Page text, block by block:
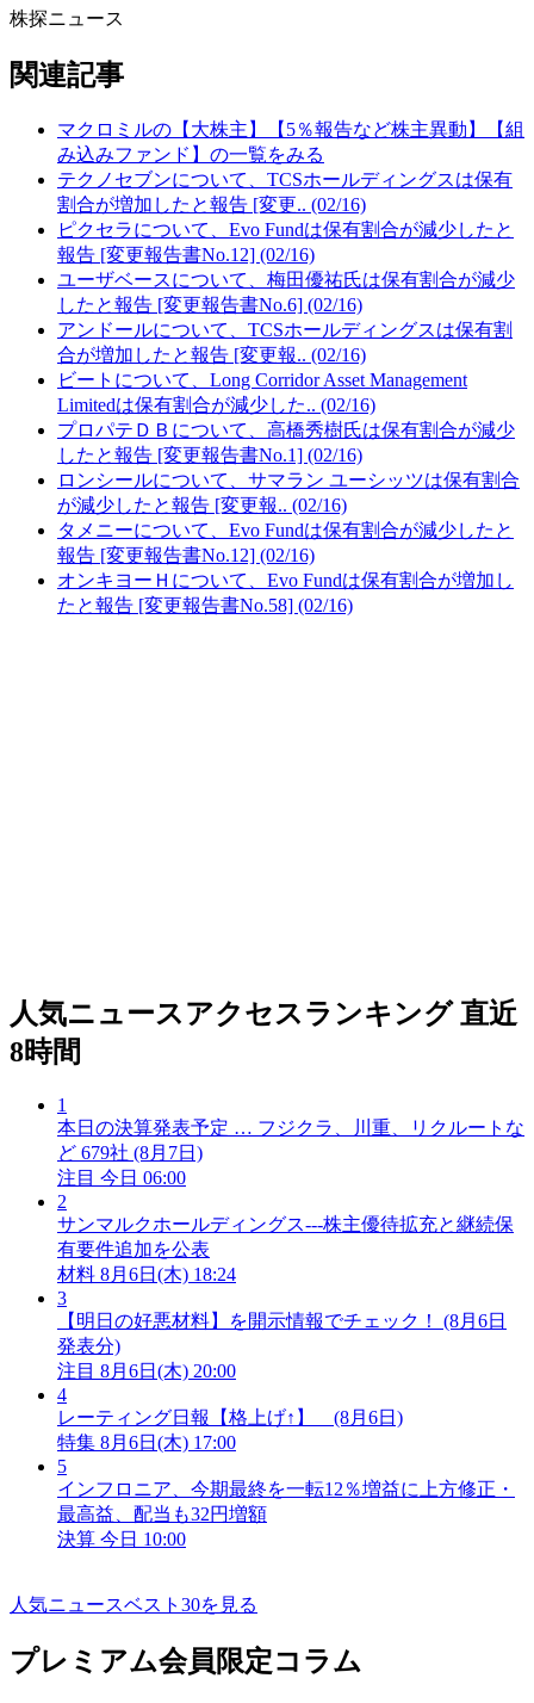
株探ニュース
関連記事
マクロミルの【大株主】【5％報告など株主異動】【組
み込みファンド】の一覧をみる
テクノセブンについて、TCSホールディングスは保有
割合が増加したと報告 [変更.. (02/16)
ピクセラについて、Evo Fundは保有割合が減少したと
報告 [変更報告書No.12] (02/16)
ユーザベースについて、梅田優祐氏は保有割合が減少
したと報告 [変更報告書No.6] (02/16)
アンドールについて、TCSホールディングスは保有割
合が増加したと報告 [変更報.. (02/16)
ビートについて、Long Corridor Asset Management
Limitedは保有割合が減少した.. (02/16)
プロパテＤＢについて、高橋秀樹氏は保有割合が減少
したと報告 [変更報告書No.1] (02/16)
ロンシールについて、サマラン ユーシッツは保有割合
が減少したと報告 [変更報.. (02/16)
タメニーについて、Evo Fundは保有割合が減少したと
報告 [変更報告書No.12] (02/16)
オンキヨーＨについて、Evo Fundは保有割合が増加し
たと報告 [変更報告書No.58] (02/16)
人気ニュースアクセスランキング 直近
8時間
1
本日の決算発表予定 … フジクラ、川重、リクルートな
ど 679社 (8月7日)
注目 今日 06:00
2
サンマルクホールディングス---株主優待拡充と継続保
有要件追加を公表
材料 8月6日(木) 18:24
3
【明日の好悪材料】を開示情報でチェック！ (8月6日
発表分)
注目 8月6日(木) 20:00
4
レーティング日報【格上げ↑】 (8月6日)
特集 8月6日(木) 17:00
5
インフロニア、今期最終を一転12％増益に上方修正・
最高益、配当も32円増額
決算 今日 10:00
人気ニュースベスト30を見る
プレミアム会員限定コラム